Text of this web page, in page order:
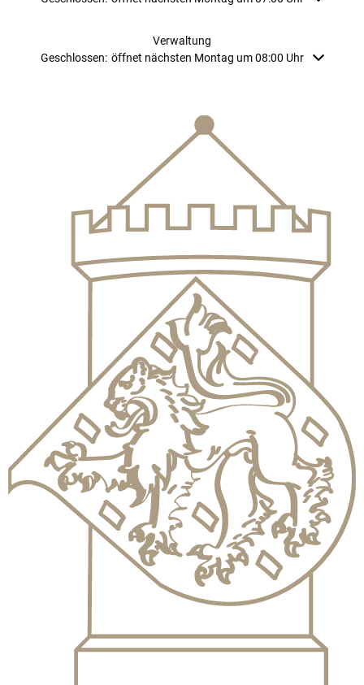
Verwaltung
Klicken, um weitere Öffnungs- oder Schließzeiten auszublenden
Geschlossen: öffnet nächsten Montag um 08:00 Uhr